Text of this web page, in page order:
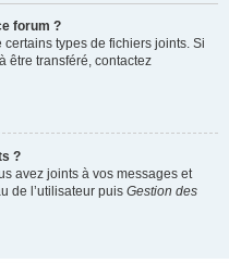
forum ?
certains types de fichiers joints. Si
être transféré, contactez
?
avez joints à vos messages et
de l’utilisateur puis Gestion des